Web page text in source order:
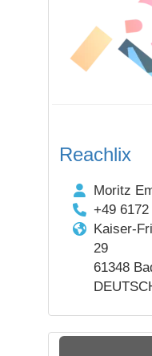
Reachlix
Moritz
+49 6172
Kaiser-
29
61348